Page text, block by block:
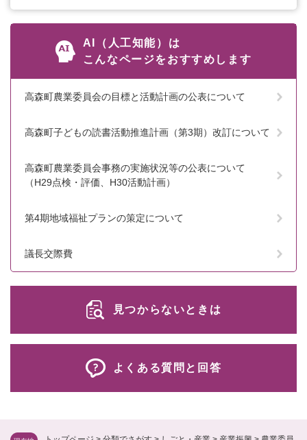
AI（人工知能）は
こんなページをおすすめします
高森町農業委員会の目標と活動計画の公表について
高森町子どもの読書活動推進計画（第3期）改訂について
高森町農業委員会事務の実施状況等の公表について
（H29点検・評価、H30活動計画）
第4期地域福祉プランの策定について
議長交際費
見つからないときは
よくある質問と回答